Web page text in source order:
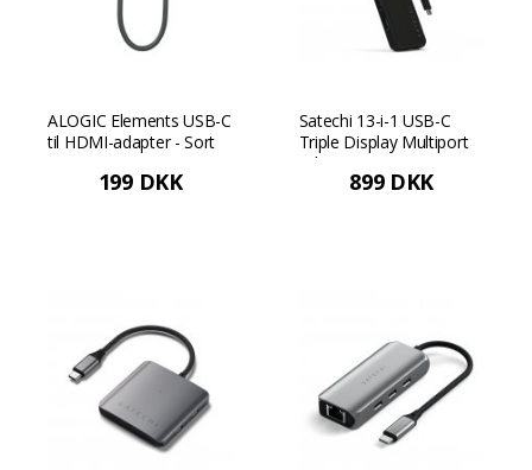
ALOGIC Elements USB-C
til HDMI-adapter - Sort
199 DKK
Satechi 13-i-1 USB-C
Triple Display Multiport
Adapter - Sort
899 DKK